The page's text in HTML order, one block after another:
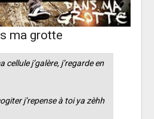
ma grotte
cellule j’galère, j’regarde en
j’repense à toi ya zèhh